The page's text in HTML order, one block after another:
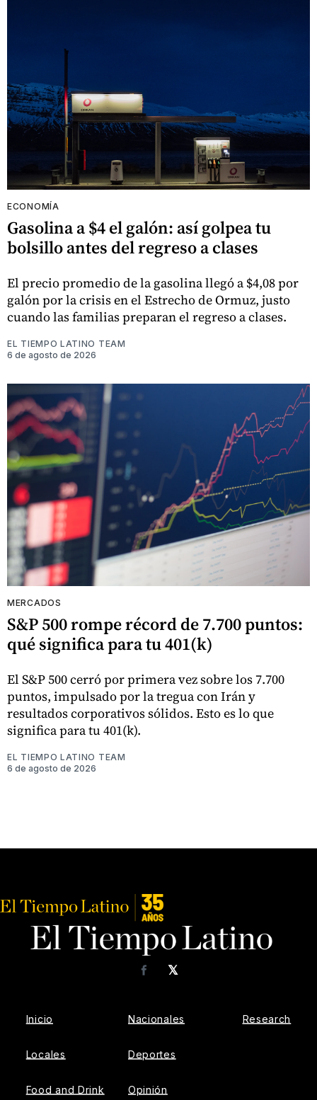
ECONOMÍA
Gasolina a $4 el galón: así golpea tu
bolsillo antes del regreso a clases
El precio promedio de la gasolina llegó a $4,08 por
galón por la crisis en el Estrecho de Ormuz, justo
cuando las familias preparan el regreso a clases.
EL TIEMPO LATINO TEAM
6 de agosto de 2026
MERCADOS
S&P 500 rompe récord de 7.700 puntos:
qué significa para tu 401(k)
El S&P 500 cerró por primera vez sobre los 7.700
puntos, impulsado por la tregua con Irán y
resultados corporativos sólidos. Esto es lo que
significa para tu 401(k).
EL TIEMPO LATINO TEAM
6 de agosto de 2026
𝕏
Facebook
Inicio
Locales
Food and Drink
Nacionales
Deportes
Opinión
Research